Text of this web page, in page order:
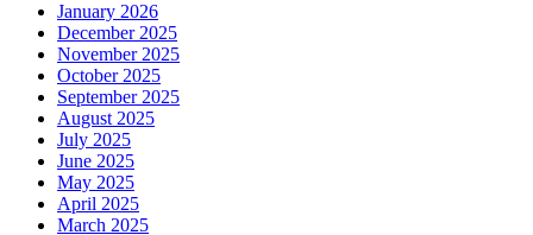
January 2026
December 2025
November 2025
October 2025
September 2025
August 2025
July 2025
June 2025
May 2025
April 2025
March 2025